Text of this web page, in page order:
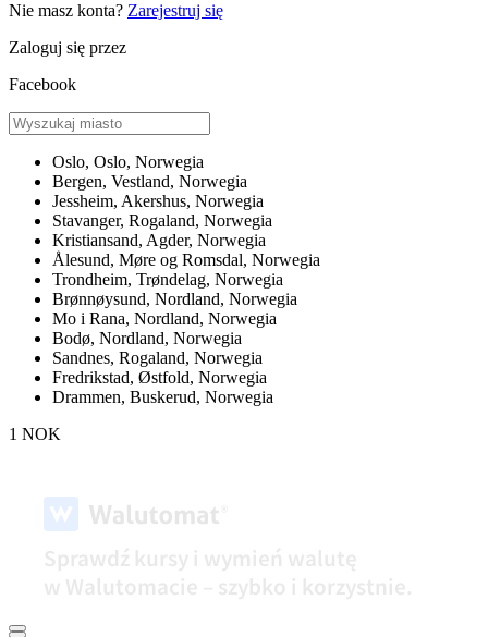
Nie masz konta? Zarejestruj się
Zaloguj się przez
Facebook
Oslo, Oslo, Norwegia
Bergen, Vestland, Norwegia
Jessheim, Akershus, Norwegia
Stavanger, Rogaland, Norwegia
Kristiansand, Agder, Norwegia
Ålesund, Møre og Romsdal, Norwegia
Trondheim, Trøndelag, Norwegia
Brønnøysund, Nordland, Norwegia
Mo i Rana, Nordland, Norwegia
Bodø, Nordland, Norwegia
Sandnes, Rogaland, Norwegia
Fredrikstad, Østfold, Norwegia
Drammen, Buskerud, Norwegia
1 NOK